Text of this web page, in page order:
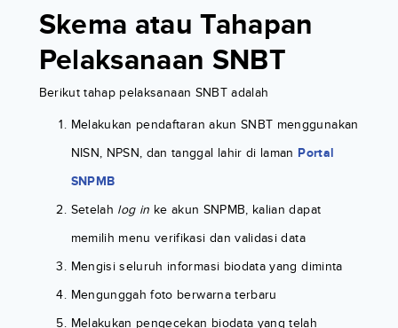
Skema atau Tahapan
Pelaksanaan SNBT
Berikut tahap pelaksanaan SNBT adalah
Melakukan pendaftaran akun SNBT menggunakan
NISN, NPSN, dan tanggal lahir di laman Portal
SNPMB
Setelah log in ke akun SNPMB, kalian dapat
memilih menu verifikasi dan validasi data
Mengisi seluruh informasi biodata yang diminta
Mengunggah foto berwarna terbaru
Melakukan pengecekan biodata yang telah